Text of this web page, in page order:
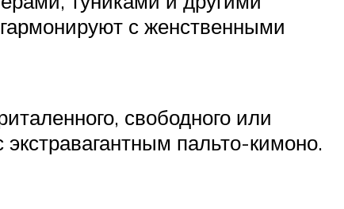
с женственными
свободного или
пальто-кимоно.